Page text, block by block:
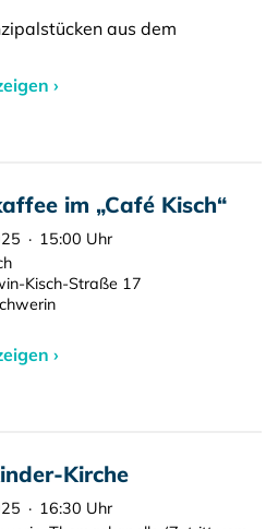
aus dem
›
im „Café Kisch“
· 15:00 Uhr
Kisch-Straße 17
›
Kirche
· 16:30 Uhr